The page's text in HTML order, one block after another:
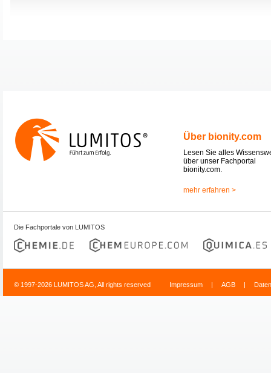
Über bionity.com
Lesen Sie alles
über unser Fachportal
bionity.com.
mehr erfahren >
Die Fachportale von LUMITOS
© 1997-2026 LUMITOS AG, All rights reserved Impressum | AGB |